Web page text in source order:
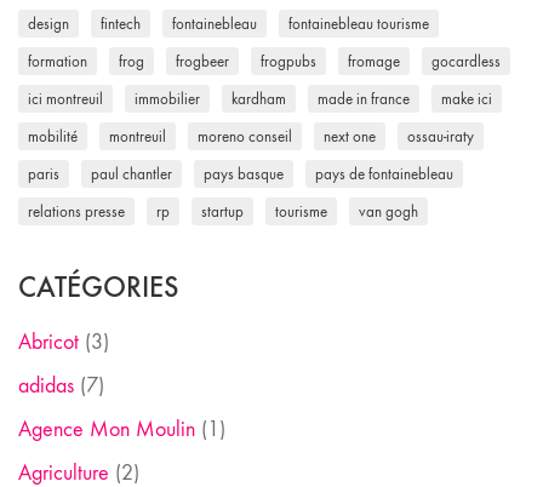
design fintech fontainebleau fontainebleau tourisme
formation frog frogbeer frogpubs fromage gocardless
ici montreuil immobilier kardham made in france make ici
mobilité montreuil moreno conseil next one ossau-iraty
paris paul chantler pays basque pays de fontainebleau
relations presse rp startup tourisme van gogh
CATÉGORIES
Abricot (3)
adidas (7)
Agence Mon Moulin (1)
Agriculture (2)